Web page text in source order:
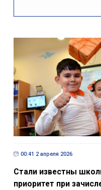
00:41 2 апреля 2026
Стали известны
приоритет при